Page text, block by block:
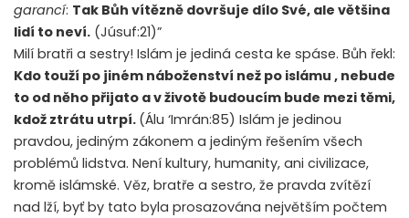
garancí: Tak Bůh vítězně dovršuje dílo Své, ale většina
lidí to neví. (Júsuf:21)”
Milí bratři a sestry! Islám je jediná cesta ke spáse. Bůh řekl:
Kdo touží po jiném náboženství než po islámu , nebude
to od něho přijato a v životě budoucím bude mezi těmi,
kdož ztrátu utrpí. (Álu ‘Imrán:85) Islám je jedinou
pravdou, jediným zákonem a jediným řešením všech
problémů lidstva. Není kultury, humanity, ani civilizace,
kromě islámské. Věz, bratře a sestro, že pravda zvítězí
nad lží, byť by tato byla prosazována největším počtem